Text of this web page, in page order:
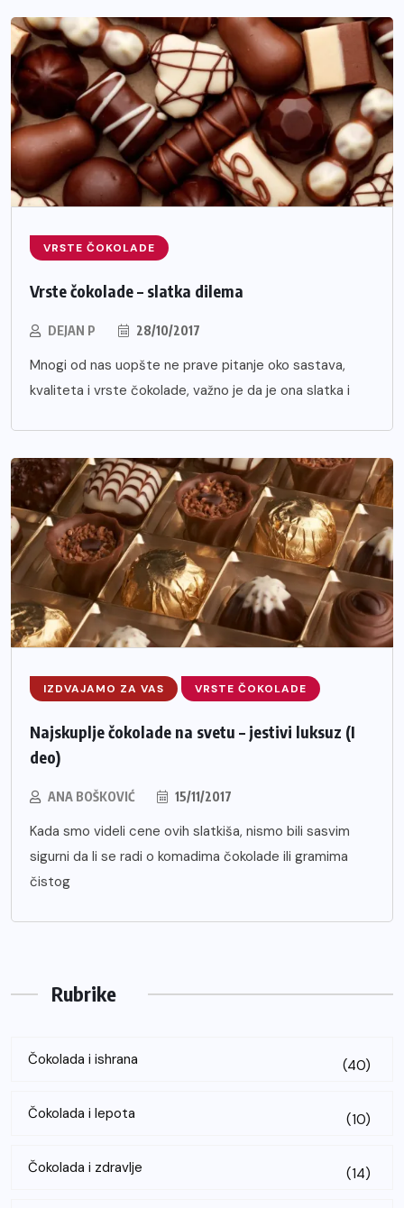
VRSTE ČOKOLADE
Vrste čokolade – slatka dilema
DEJAN P 28/10/2017
Mnogi od nas uopšte ne prave pitanje oko sastava,
kvaliteta i vrste čokolade, važno je da je ona slatka i
IZDVAJAMO ZA VAS VRSTE ČOKOLADE
Najskuplje čokolade na svetu – jestivi luksuz (I
deo)
ANA BOŠKOVIĆ 15/11/2017
Kada smo videli cene ovih slatkiša, nismo bili sasvim
sigurni da li se radi o komadima čokolade ili gramima
čistog
Rubrike
Čokolada i ishrana (40)
Čokolada i lepota (10)
Čokolada i zdravlje (14)